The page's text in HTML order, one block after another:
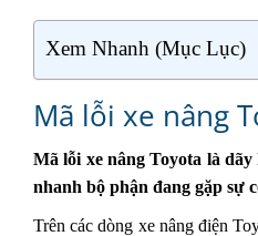
Xem Nhanh (Mục Lục)
Mã lỗi xe nâng
Mã lỗi xe nâng Toyota là
nhanh bộ phận đang gặp sự
Trên các dòng xe nâng điện